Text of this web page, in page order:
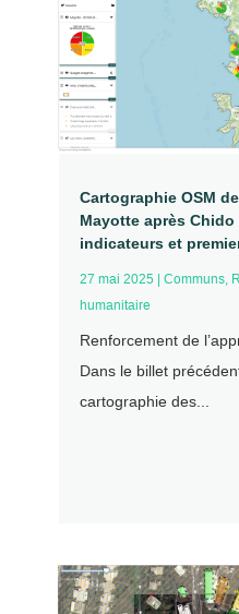
Cartographie OSM
Mayotte après
indicateurs et
27 mai 2025 Communs,
humanitaire
Renforcement de
Dans le billet
cartographie des...